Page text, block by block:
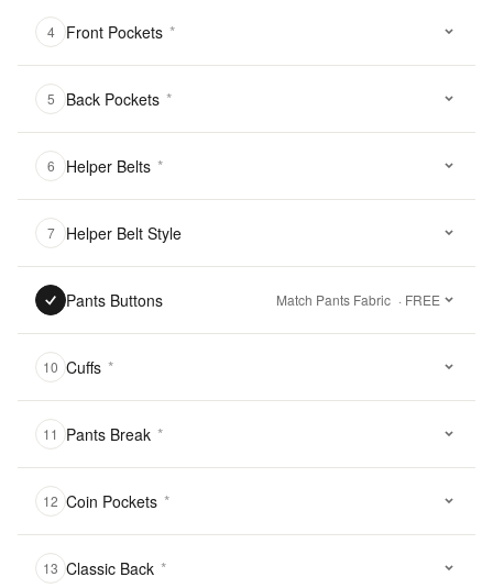
4 Front Pockets *
5 Back Pockets *
6 Helper Belts *
7 Helper Belt Style
Pants Buttons Match Pants Fabric · FREE
10 Cuffs *
11 Pants Break *
12 Coin Pockets *
13 Classic Back *